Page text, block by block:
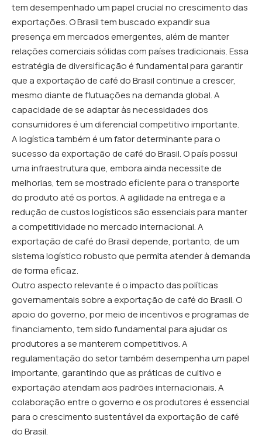
tem desempenhado um papel crucial no crescimento das
exportações. O Brasil tem buscado expandir sua
presença em mercados emergentes, além de manter
relações comerciais sólidas com países tradicionais. Essa
estratégia de diversificação é fundamental para garantir
que a exportação de café do Brasil continue a crescer,
mesmo diante de flutuações na demanda global. A
capacidade de se adaptar às necessidades dos
consumidores é um diferencial competitivo importante.
A logística também é um fator determinante para o
sucesso da exportação de café do Brasil. O país possui
uma infraestrutura que, embora ainda necessite de
melhorias, tem se mostrado eficiente para o transporte
do produto até os portos. A agilidade na entrega e a
redução de custos logísticos são essenciais para manter
a competitividade no mercado internacional. A
exportação de café do Brasil depende, portanto, de um
sistema logístico robusto que permita atender à demanda
de forma eficaz.
Outro aspecto relevante é o impacto das políticas
governamentais sobre a exportação de café do Brasil. O
apoio do governo, por meio de incentivos e programas de
financiamento, tem sido fundamental para ajudar os
produtores a se manterem competitivos. A
regulamentação do setor também desempenha um papel
importante, garantindo que as práticas de cultivo e
exportação atendam aos padrões internacionais. A
colaboração entre o governo e os produtores é essencial
para o crescimento sustentável da exportação de café
do Brasil.